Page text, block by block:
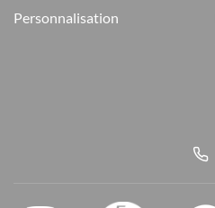
personnalisation